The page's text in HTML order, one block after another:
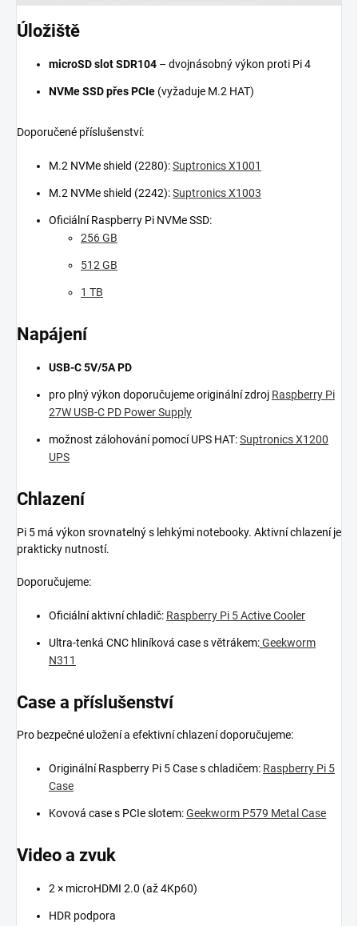
Úložiště
microSD slot SDR104 – dvojnásobný výkon proti Pi 4
NVMe SSD přes PCIe (vyžaduje M.2 HAT)
Doporučené příslušenství:
M.2 NVMe shield (2280):Suptronics X1001
M.2 NVMe shield (2242):Suptronics X1003
Oficiální Raspberry Pi NVMe SSD:
256 GB
512 GB
1 TB
Napájení
USB-C 5V/5A PD
pro plný výkon doporučujeme originální zdroj Raspberry Pi
27W USB-C PD Power Supply
možnost zálohování pomocí UPS HAT:Suptronics X1200
UPS
Chlazení
Pi 5 má výkon srovnatelný s lehkými notebooky. Aktivní chlazení je
prakticky nutností.
Doporučujeme:
Oficiální aktivní chladič: Raspberry Pi 5 Active Cooler
Ultra-tenká CNC hliníková case s větrákem:Geekworm
N311
Case a příslušenství
Pro bezpečné uložení a efektivní chlazení doporučujeme:
Originální Raspberry Pi 5 Case s chladičem: Raspberry Pi 5
Case
Kovová case s PCIe slotem:Geekworm P579 Metal Case
Video a zvuk
2 × microHDMI 2.0 (až 4Kp60)
HDR podpora